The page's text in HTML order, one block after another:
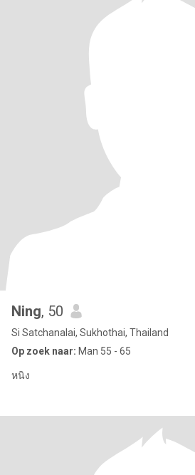
Ning, 50
Si Satchanalai, Sukhothai, Thailand
Op zoek naar: Man 55 - 65
หนิง